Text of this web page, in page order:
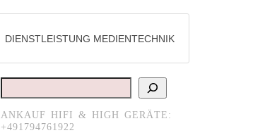
DIENSTLEISTUNG MEDIENTECHNIK
Suchen
ANKAUF HIFI & HIGH GERÄTE:
+491794761922